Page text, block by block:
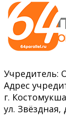
Учредитель:
Адрес
г.
ул. Звёздная,